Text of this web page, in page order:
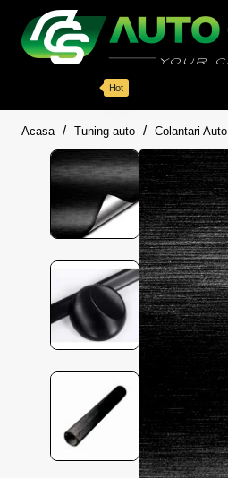
Hot
Acasa homeTuning auto Colantari Auto